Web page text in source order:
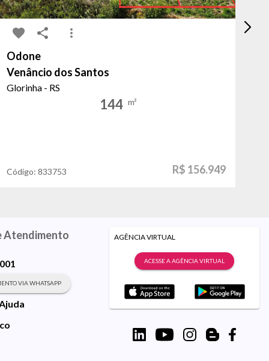
Odone
Venâncio dos Santos
Glorinha - RS
144 m²
Código: 833753 R$ 156.949
Atendimento
VIA WHATSAPP
AGÊNCIA VIRTUAL
ACESSE A AGÊNCIA VIRTUAL